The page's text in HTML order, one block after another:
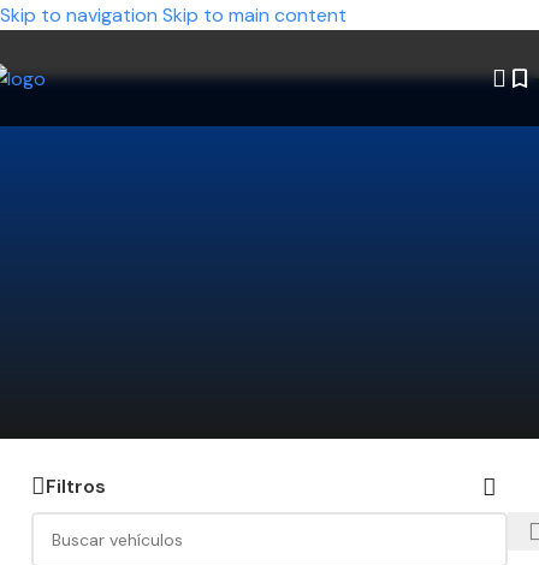
Skip to navigation Skip to main content
Filtros